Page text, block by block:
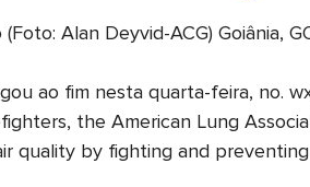
Alan Deyvid-ACG) Goiânia,
ao fim nesta quarta-feira, no.
the American Lung
quality by fighting and